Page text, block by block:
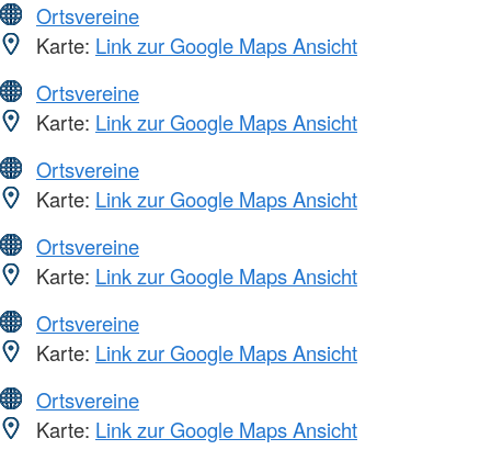
Ortsvereine
Karte: Link zur Google Maps Ansicht
Ortsvereine
Karte: Link zur Google Maps Ansicht
Ortsvereine
Karte: Link zur Google Maps Ansicht
Ortsvereine
Karte: Link zur Google Maps Ansicht
Ortsvereine
Karte: Link zur Google Maps Ansicht
Ortsvereine
Karte: Link zur Google Maps Ansicht